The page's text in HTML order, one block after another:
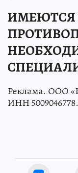
ИМЕЮТСЯ
Реклама. ООО
ИНН